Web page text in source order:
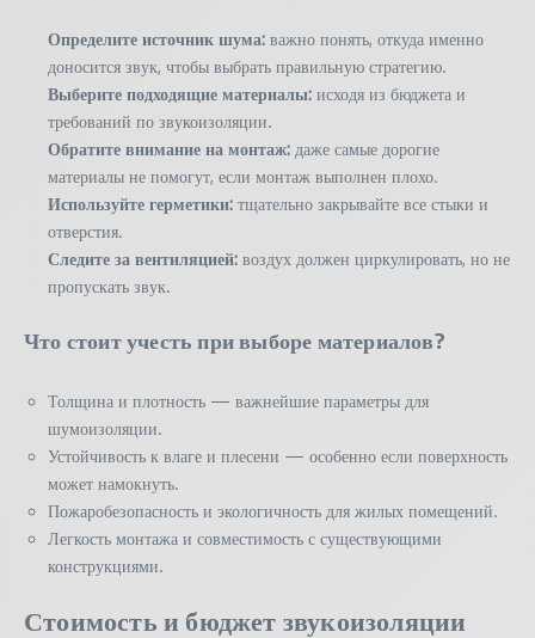
Определите источник шума: важно понять, откуда именно
доносится звук, чтобы выбрать правильную стратегию.
Выберите подходящие материалы: исходя из бюджета и
требований по звукоизоляции.
Обратите внимание на монтаж: даже самые дорогие
материалы не помогут, если монтаж выполнен плохо.
Используйте герметики: тщательно закрывайте все стыки и
отверстия.
Следите за вентиляцией: воздух должен циркулировать, но не
пропускать звук.
Что стоит учесть при выборе материалов?
Толщина и плотность — важнейшие параметры для
шумоизоляции.
Устойчивость к влаге и плесени — особенно если поверхность
может намокнуть.
Пожаробезопасность и экологичность для жилых помещений.
Легкость монтажа и совместимость с существующими
конструкциями.
Стоимость и бюджет звукоизоляции